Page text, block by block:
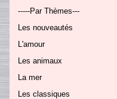
-----Par Thèmes---
Les nouveautés
L'amour
Les animaux
La mer
Les classiques